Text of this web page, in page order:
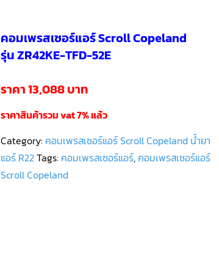
คอมเพรสเซอร์แอร์ Scroll Copeland
รุ่น ZR42KE-TFD-52E
ราคา 13,088 บาท
ราคาสินค้ารวม vat 7% แล้ว
Category: คอมเพรสเซอร์แอร์ Scroll Copeland น้ำยา
แอร์ R22Tags: คอมเพรสเซอร์แอร์, คอมเพรสเซอร์แอร์
Scroll Copeland